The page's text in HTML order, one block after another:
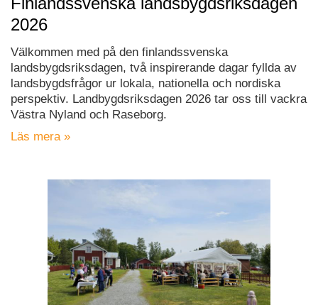
2026
Välkommen med på den finlandssvenska
landsbygdsriksdagen, två inspirerande dagar fyllda av
landsbygdsfrågor ur lokala, nationella och nordiska
perspektiv. Landbygdsriksdagen 2026 tar oss till vackra
Västra Nyland och Raseborg.
Läs mera »